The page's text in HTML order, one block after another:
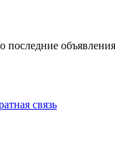
последние
связь